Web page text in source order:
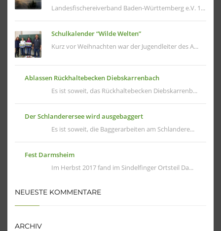
Landesfischereiverband Baden-Württemberg e.V. 1...
Schulkalender “Wilde Welten”
Kurz vor Weihnachten war der Jugendleiter des A...
Ablassen Rückhaltebecken Diebskarrenbach
Es ist soweit, das Rückhaltebecken Diebskarrenb...
Der Schlanderersee wird ausgebaggert
Es ist soweit, die Baggerarbeiten am Schlandere...
Fest Darmsheim
Im Herbst 2017 fand im Sindelfinger Ortsteil Da...
NEUESTE KOMMENTARE
ARCHIV